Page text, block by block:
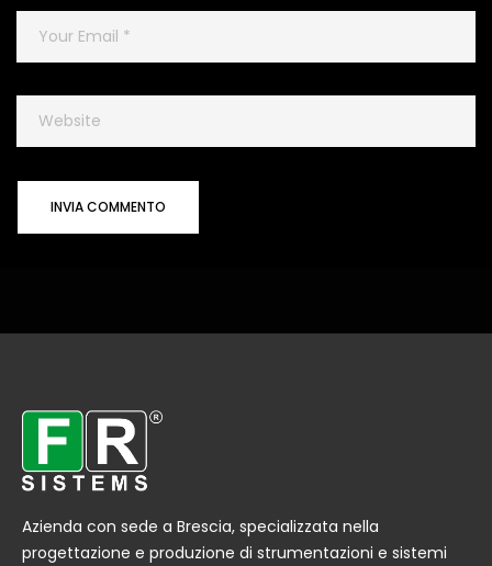
Azienda con sede a Brescia, specializzata nella
progettazione e produzione di strumentazioni e sistemi